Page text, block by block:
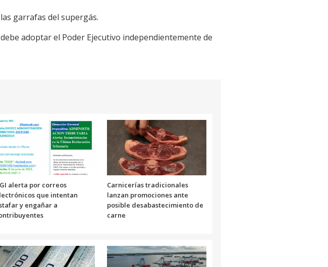
garrafas del supergás.
adoptar el Poder Ejecutivo independientemente de
alerta por correos
que intentan
y engañar a
Carnicerías tradicionales
lanzan promociones ante
posible desabastecimiento de
carne